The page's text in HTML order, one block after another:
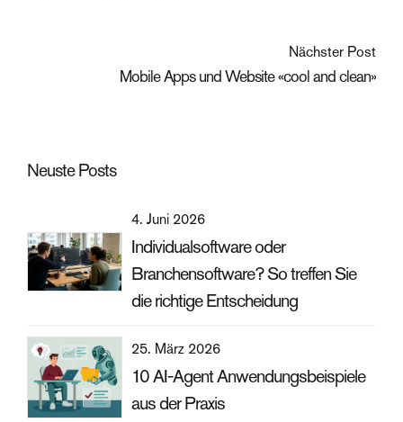
Nächster Post
Mobile Apps und Website «cool and clean»
Neuste Posts
4. Juni 2026
Individualsoftware oder
Branchensoftware? So treffen Sie
die richtige Entscheidung
25. März 2026
10 AI-Agent Anwendungsbeispiele
aus der Praxis